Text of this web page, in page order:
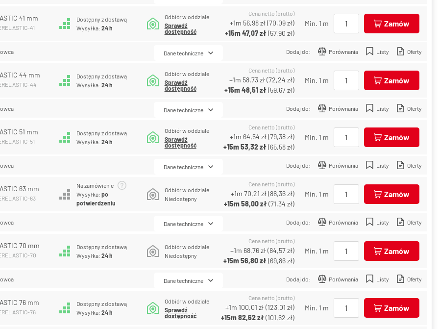
41 mm
41
Dostępny z dostawą
Wysyłka:24 h
Odbiór w oddziale
Sprawdź
dostępność
Cena netto (brutto)
+1m 56,98 zł(70,09 zł)
+15m47,07 zł(57,90 zł)
Min. 1 m Zamów
Dodaj do: Porównania Listy Oferty
Dane techniczne
44 mm
44
Dostępny z dostawą
Wysyłka:24 h
Odbiór w oddziale
Sprawdź
dostępność
Cena netto (brutto)
+1m 58,73 zł(72,24 zł)
+15m48,51 zł(59,67 zł)
Min. 1 m Zamów
Dodaj do: Porównania Listy Oferty
Dane techniczne
51 mm
51
Dostępny z dostawą
Wysyłka:24 h
Odbiór w oddziale
Sprawdź
dostępność
Cena netto (brutto)
+1m 64,54 zł(79,38 zł)
+15m53,32 zł(65,58 zł)
Min. 1 m Zamów
Dodaj do: Porównania Listy Oferty
Dane techniczne
63 mm
63
Na zamówienie
Wysyłka:po
potwierdzeniu
Odbiór w oddziale
Niedostępny
Cena netto (brutto)
+1m 70,21 zł(86,36 zł)
+15m58,00 zł(71,34 zł)
Min. 1 m Zamów
Dodaj do: Porównania Listy Oferty
Dane techniczne
70 mm
70
Dostępny z dostawą
Wysyłka:24 h
Odbiór w oddziale
Niedostępny
Cena netto (brutto)
+1m 68,76 zł(84,57 zł)
+15m56,80 zł(69,86 zł)
Min. 1 m Zamów
Dodaj do: Porównania Listy Oferty
Dane techniczne
76 mm
76
Dostępny z dostawą
Wysyłka:24 h
Odbiór w oddziale
Sprawdź
dostępność
Cena netto (brutto)
+1m 100,01 zł(123,01 zł)
+15m82,62 zł(101,62 zł)
Min. 1 m Zamów